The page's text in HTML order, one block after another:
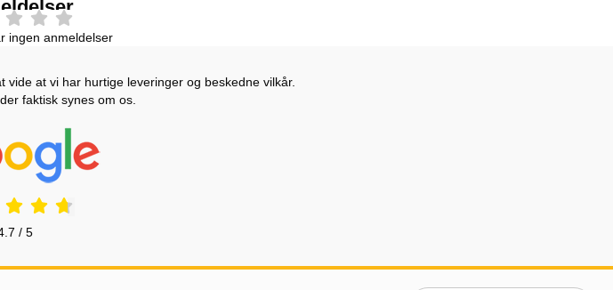
ingen anmeldelser
at vi har hurtige leveringer og beskedne vilkår.
faktisk synes om os.
Prisjakt Anmeldelser: 4.7 Stjerne
/ 5